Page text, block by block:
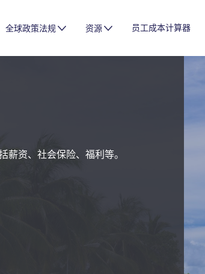
全球政策法规 资源 员工成本计算器
资、社会保险、福利等。